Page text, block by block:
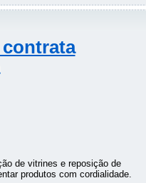
contrata
de vitrines e reposição de
produtos com cordialidade.